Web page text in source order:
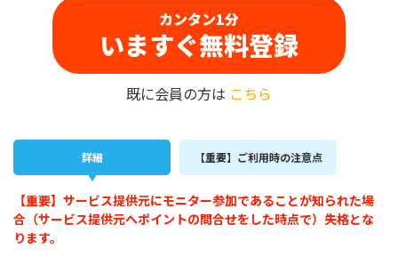
カンタン1分
いますぐ無料登録
既に会員の方は こちら
詳細 【重要】ご利用時の注意点
【重要】サービス提供元にモニター参加であることが知られた場
合（サービス提供元へポイントの問合せをした時点で）失格とな
ります。